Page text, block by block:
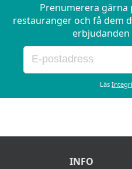
Prenumerera
restauranger och få dem
erbjudanden
Läs
INFO